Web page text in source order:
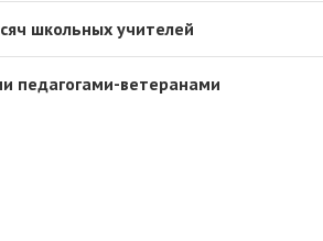
школьных учителей
педагогами-ветеранами